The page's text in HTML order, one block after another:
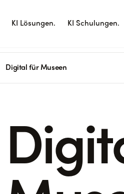
KI Lösungen. KI Schulungen.
Digital für Museen